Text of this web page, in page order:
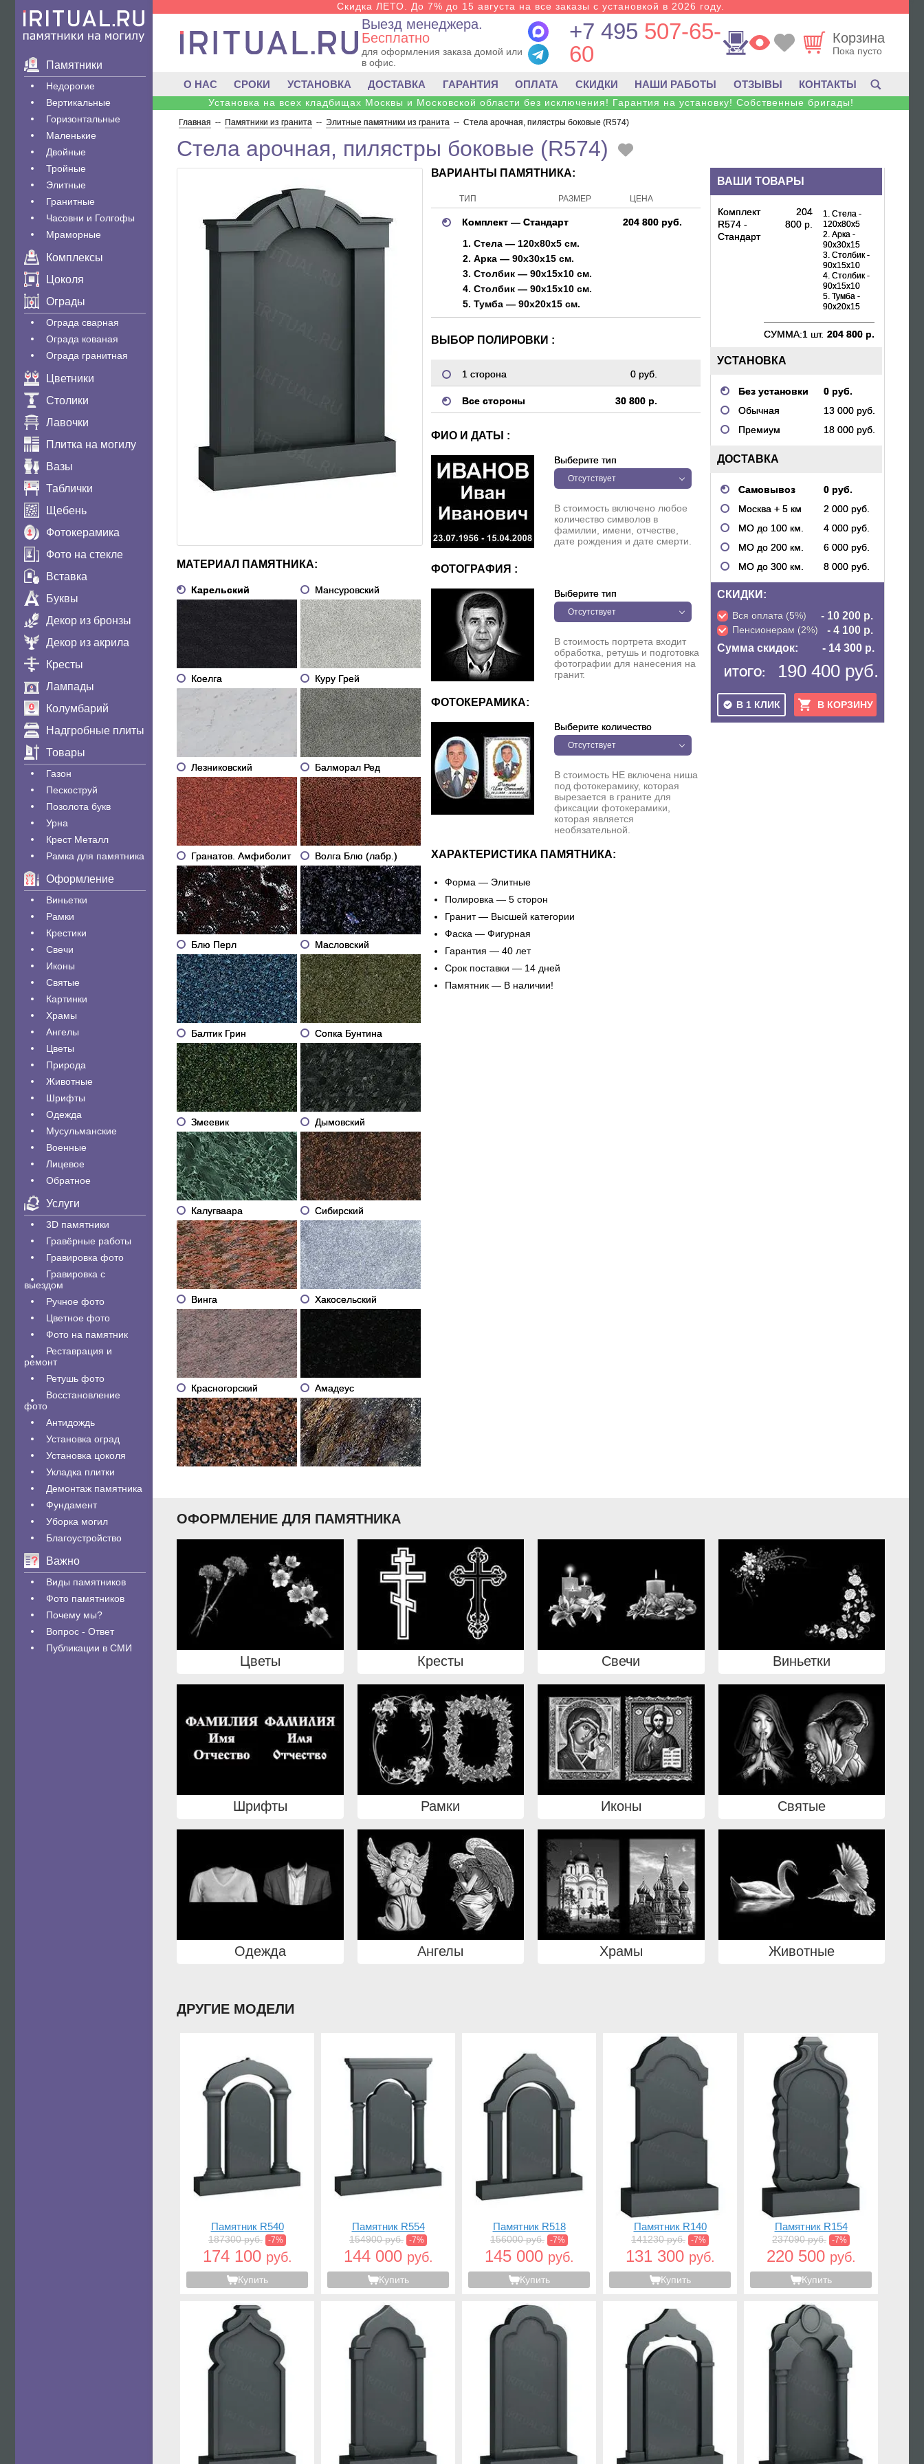
Памятники
Недорогие
Вертикальные
Горизонтальные
Маленькие
Двойные
Тройные
Элитные
Гранитные
Часовни и Голгофы
Мраморные
Комплексы
Цоколя
Ограды
Ограда сварная
Ограда кованая
Ограда гранитная
Цветники
Столики
Лавочки
Плитка на могилу
Вазы
Таблички
Щебень
Фотокерамика
Фото на стекле
Вставка
Буквы
Декор из бронзы
Декор из акрила
Кресты
Лампады
Колумбарий
Надгробные плиты
Товары
Газон
Пескоструй
Позолота букв
Урна
Крест Металл
Рамка для памятника
Оформление
Виньетки
Рамки
Крестики
Свечи
Иконы
Святые
Картинки
Храмы
Ангелы
Цветы
Природа
Животные
Шрифты
Одежда
Мусульманские
Военные
Лицевое
Обратное
Услуги
3D памятники
Гравëрные работы
Гравировка фото
Гравировка с
выездом
Ручное фото
Цветное фото
Фото на памятник
Реставрация и
ремонт
Ретушь фото
Восстановление
фото
Антидождь
Установка оград
Установка цоколя
Укладка плитки
Демонтаж памятника
Фундамент
Уборка могил
Благоустройство
Важно
Виды памятников
Фото памятников
Почему мы?
Вопрос - Ответ
Публикации в СМИ
Скидка ЛЕТО. До 7% до 15 августа на все заказы с установкой в 2026 году.
Выезд менеджера.
Бесплатно
для оформления заказа домой или
в офис.
+7 495 507-65-
60
Корзина
Пока пусто
О НАС СРОКИ УСТАНОВКА ДОСТАВКА ГАРАНТИЯ ОПЛАТА СКИДКИ НАШИ РАБОТЫ ОТЗЫВЫ КОНТАКТЫ
Установка на всех кладбищах Москвы и Московской области без исключения! Гарантия на установку! Собственные бригады!
Главная -- Памятники из гранита -- Элитные памятники из гранита -- Стела арочная, пилястры боковые (R574)
Стела арочная, пилястры боковые (R574)
ВАШИ ТОВАРЫ
Комплект
R574 -
Стандарт
204
800 р.
1. Стела -
120x80x5
2. Арка -
90x30x15
3. Столбик -
90x15x10
4. Столбик -
90x15x10
5. Тумба -
90x20x15
СУММА:1 шт. 204 800 р.
УСТАНОВКА
Без установки
0 руб.
Обычная
13 000 руб.
Премиум
18 000 руб.
ДОСТАВКА
Самовывоз
0 руб.
Москва + 5 км
2 000 руб.
МО до 100 км.
4 000 руб.
МО до 200 км.
6 000 руб.
МО до 300 км.
8 000 руб.
СКИДКИ:
Вся оплата (5%) - 10 200 р.
Пенсионерам (2%)
- 4 100 р.
Сумма скидок:
- 14 300 р.
ИТОГО: 190 400 руб.
В 1 КЛИК В КОРЗИНУ
МАТЕРИАЛ ПАМЯТНИКА:
Карельский Мансуровский
Коелга Куру Грей
Лезниковский Балморал Ред
Гранатов. Амфиболит Волга Блю (лабр.)
Блю Перл Масловский
Балтик Грин Сопка Бунтина
Змеевик Дымовский
Калугваара Сибирский
Винга Хакосельский
Красногорский Амадеус
ВАРИАНТЫ ПАМЯТНИКА:
ТИП РАЗМЕР ЦЕНА
Комплект — Стандарт
204 800 руб.
1. Стела — 120x80x5 см.
2. Арка — 90x30x15 см.
3. Столбик — 90x15x10 см.
4. Столбик — 90x15x10 см.
5. Тумба — 90x20x15 см.
ВЫБОР ПОЛИРОВКИ :
1 сторона 0 руб.
Все стороны 30 800 р.
ФИО И ДАТЫ :
Выберите тип
Отсутствует
В стоимость включено любое
количество символов в
фамилии, имени, отчестве,
дате рождения и дате смерти.
ФОТОГРАФИЯ :
Выберите тип
Отсутствует
В стоимость портрета входит
обработка, ретушь и подготовка
фотографии для нанесения на
гранит.
ФОТОКЕРАМИКА:
Выберите количество
Отсутствует
В стоимость НЕ включена ниша
под фотокерамику, которая
вырезается в граните для
фиксации фотокерамики,
которая является
необязательной.
ХАРАКТЕРИСТИКА ПАМЯТНИКА:
Форма — Элитные
Полировка — 5 сторон
Гранит — Высшей категории
Фаска — Фигурная
Гарантия — 40 лет
Срок поставки — 14 дней
Памятник — В наличии!
ОФОРМЛЕНИЕ ДЛЯ ПАМЯТНИКА
Цветы Кресты Свечи Виньетки
Шрифты Рамки Иконы Святые
Одежда Ангелы Храмы Животные
ДРУГИЕ МОДЕЛИ
Памятник R540
187300 руб. -7%
174 100 руб.
Купить
Памятник R554
154900 руб. -7%
144 000 руб.
Купить
Памятник R518
156000 руб. -7%
145 000 руб.
Купить
Памятник R140
141230 руб. -7%
131 300 руб.
Купить
Памятник R154
237090 руб. -7%
220 500 руб.
Купить